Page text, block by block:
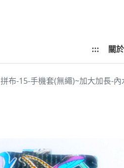
::: 關
拼布-15-手機套(無繩)~加大加長-